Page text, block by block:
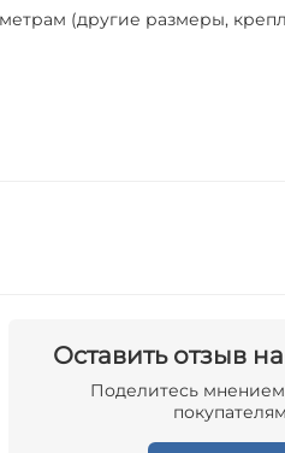
(другие размеры,
Оставить отзыв
Поделитесь